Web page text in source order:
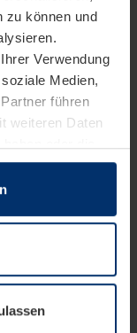
zu können und
Verwendung
Medien,
führen
weiteren Daten
gesammelt
unbedingt
Typen benötigen
Sie jederzeit
ändern oder